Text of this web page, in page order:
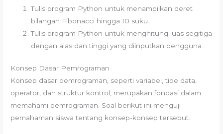
Tulis program Python untuk menampilkan deret
bilangan Fibonacci hingga 10 suku.
Tulis program Python untuk menghitung luas segitiga
dengan alas dan tinggi yang diinputkan pengguna.
Konsep Dasar Pemrograman
Konsep dasar pemrograman, seperti variabel, tipe data,
operator, dan struktur kontrol, merupakan fondasi dalam
memahami pemrograman. Soal berikut ini menguji
pemahaman siswa tentang konsep-konsep tersebut.